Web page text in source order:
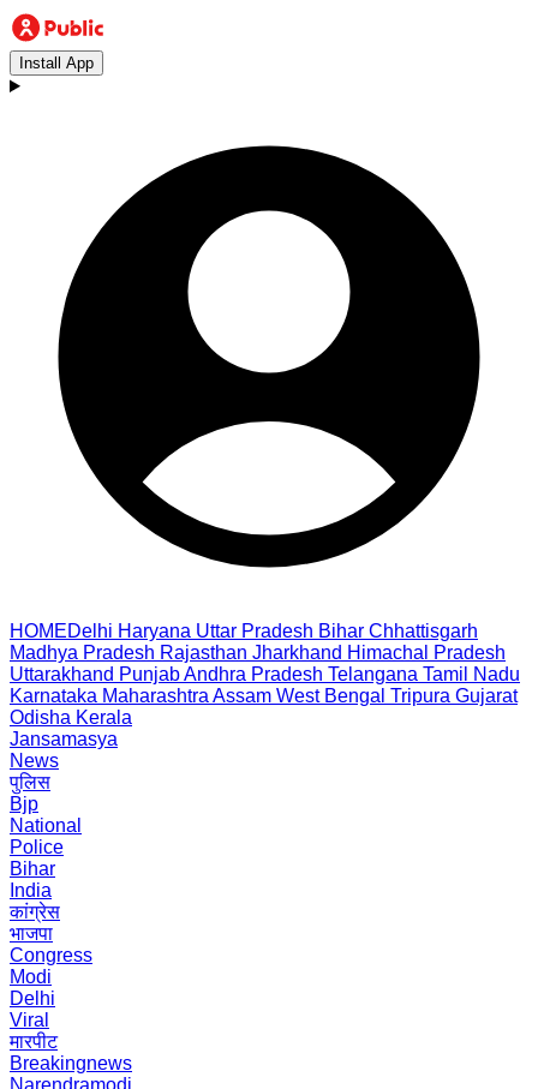
Install App
HOMEDelhi Haryana Uttar Pradesh Bihar Chhattisgarh
Madhya Pradesh Rajasthan Jharkhand Himachal Pradesh
Uttarakhand PunjabAndhra Pradesh Telangana Tamil Nadu
Karnataka Maharashtra Assam West Bengal Tripura Gujarat
Odisha Kerala
Jansamasya
News
पुलिस
Bjp
National
Police
Bihar
India
कांग्रेस
भाजपा
Congress
Modi
Delhi
Viral
मारपीट
Breakingnews
Narendramodi